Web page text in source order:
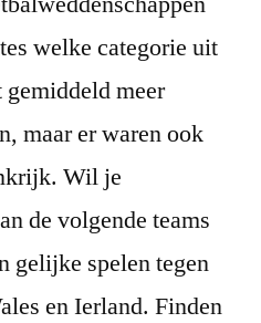
welke categorie uit
meer
maar er waren ook
Wil je
de volgende teams
gelijke spelen tegen
en Ierland. Finden